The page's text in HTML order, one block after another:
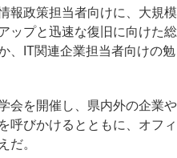
報政策担当者向けに、大規模
ップと迅速な復旧に向けた総
、IT関連企業担当者向けの勉
会を開催し、県内外の企業や
呼びかけるとともに、オフィ
だ。